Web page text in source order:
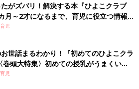
がズバリ！解決する本『ひよこクラブ
～2才になるまで、育児に役立つ情報が
児
世話まるわかり！『初めてのひよこクラ
巻頭大特集〉初めての授乳がうまくい
・ミルクの基本と夏のトラブル 解決テ
児